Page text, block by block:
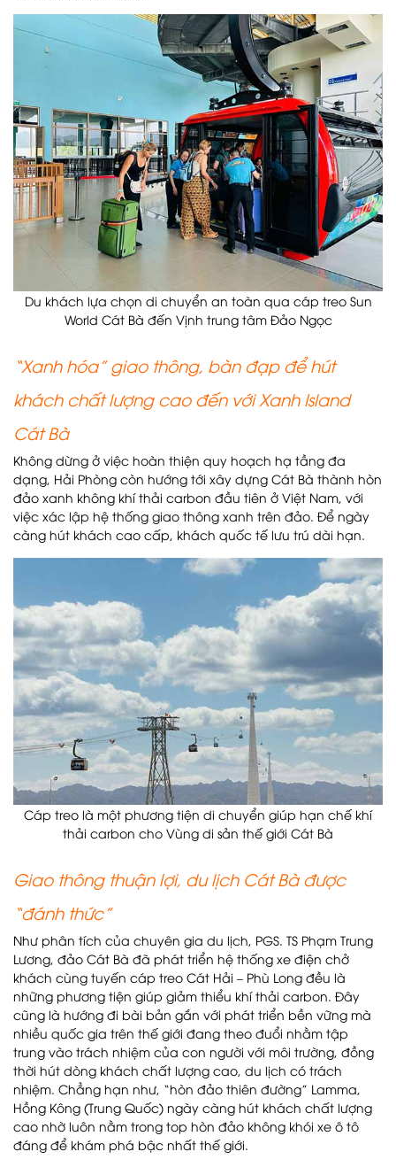
Du khách lựa chọn di chuyển an toàn qua cáp treo Sun
World Cát Bà đến Vịnh trung tâm Đảo Ngọc
“Xanh hóa” giao thông, bàn đạp để hút
khách chất lượng cao đến với Xanh Island
Cát Bà
Không dừng ở việc hoàn thiện quy hoạch hạ tầng đa
dạng, Hải Phòng còn hướng tới xây dựng Cát Bà thành hòn
đảo xanh không khí thải carbon đầu tiên ở Việt Nam, với
việc xác lập hệ thống giao thông xanh trên đảo. Để ngày
càng hút khách cao cấp, khách quốc tế lưu trú dài hạn.
Cáp treo là một phương tiện di chuyển giúp hạn chế khí
thải carbon cho Vùng di sản thế giới Cát Bà
Giao thông thuận lợi, du lịch Cát Bà được
“đánh thức”
Như phân tích của chuyên gia du lịch, PGS. TS Phạm Trung
Lương, đảo Cát Bà đã phát triển hệ thống xe điện chở
khách cùng tuyến cáp treo Cát Hải – Phù Long đều là
những phương tiện giúp giảm thiểu khí thải carbon. Đây
cũng là hướng đi bài bản gắn với phát triển bền vững mà
nhiều quốc gia trên thế giới đang theo đuổi nhằm tập
trung vào trách nhiệm của con người với môi trường, đồng
thời hút dòng khách chất lượng cao, du lịch có trách
nhiệm. Chẳng hạn như, “hòn đảo thiên đường” Lamma,
Hồng Kông (Trung Quốc) ngày càng hút khách chất lượng
cao nhờ luôn nằm trong top hòn đảo không khói xe ô tô
đáng để khám phá bậc nhất thế giới.